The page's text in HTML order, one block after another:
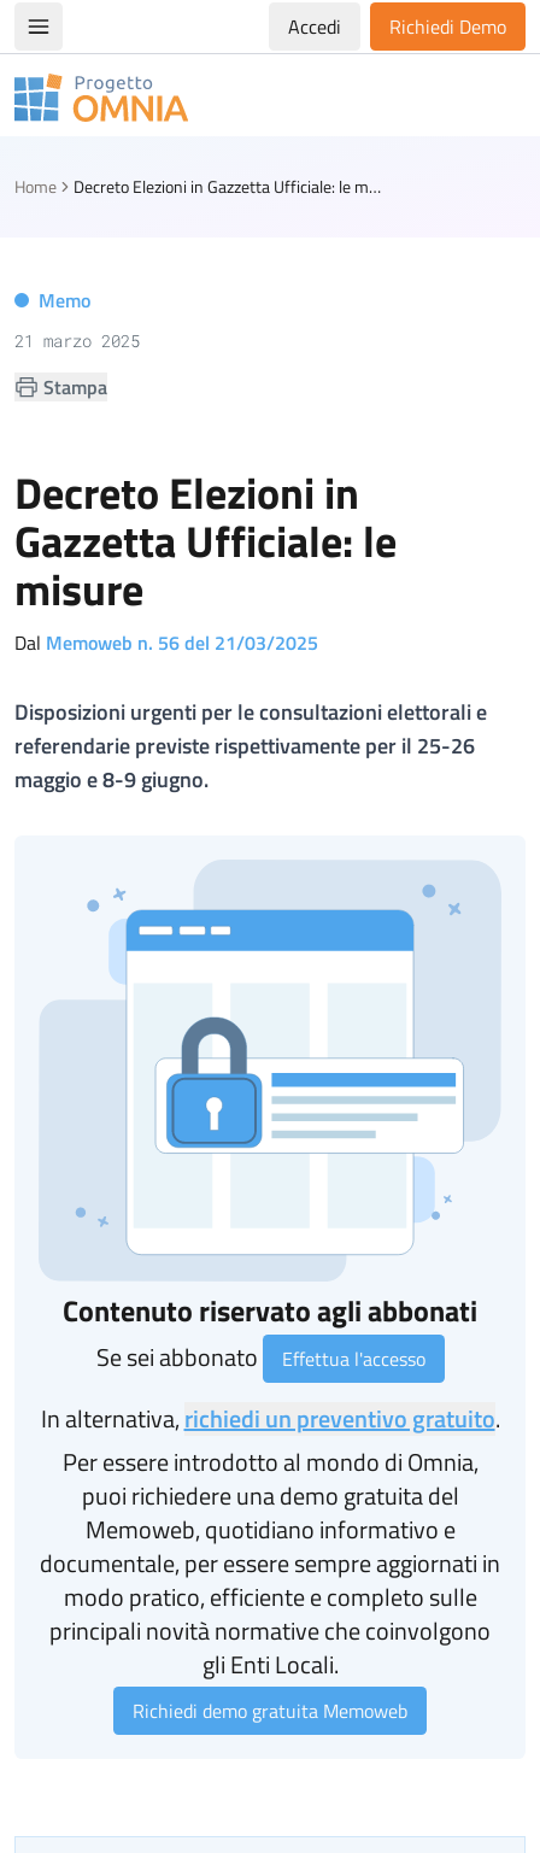
Apri/chiudi menù di navigazioneAccedi Richiedi Demo
Progetto Omnia
Home Decreto Elezioni in Gazzetta Ufficiale: le misure
Memo
21 marzo 2025
Stampa
Decreto Elezioni in
Gazzetta Ufficiale: le
misure
Dal Memoweb n. 56 del 21/03/2025
Disposizioni urgenti per le consultazioni elettorali e
referendarie previste rispettivamente per il 25-26
maggio e 8-9 giugno.
Contenuto riservato agli abbonati
Se sei abbonato Effettua l'accesso
In alternativa,richiedi un preventivo gratuito.
Per essere introdotto al mondo di Omnia,
puoi richiedere una demo gratuita del
Memoweb, quotidiano informativo e
documentale, per essere sempre aggiornati in
modo pratico, efficiente e completo sulle
principali novità normative che coinvolgono
gli Enti Locali.
Richiedi demo gratuita Memoweb